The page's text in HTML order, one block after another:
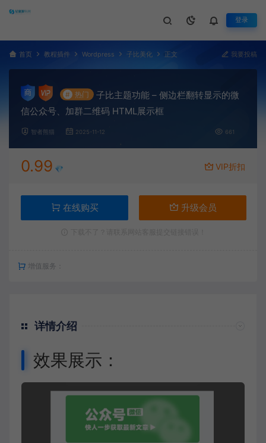
登录
首页 教程插件 Wordpress 子比美化 正文 我要投稿
# 热门
子比主题功能 – 侧边栏翻转显示的微
信公众号、加群二维码 HTML展示框
智者熊猫 2025-11-12 661
0.99 💎 VIP折扣
在线购买 升级会员
增值服务：
详情介绍
效果展示：